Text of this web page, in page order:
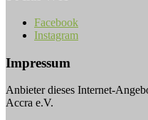
Facebook
Instagram
Impressum
Anbieter dieses Internet-
Accra e.V.